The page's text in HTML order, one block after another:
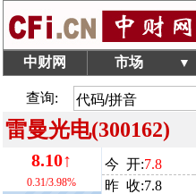
中财网 市场 ▼
查询:
雷曼光电(300162)
8.10↑
0.31/3.98%
今 开:7.8
昨 收:7.8